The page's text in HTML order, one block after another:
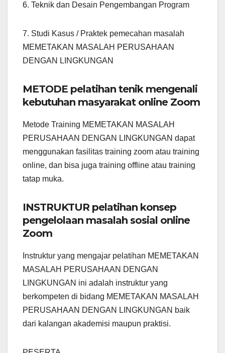
6. Teknik dan Desain Pengembangan Program
7. Studi Kasus / Praktek pemecahan masalah
MEMETAKAN MASALAH PERUSAHAAN
DENGAN LINGKUNGAN
METODE pelatihan tenik mengenali
kebutuhan masyarakat online Zoom
Metode Training MEMETAKAN MASALAH
PERUSAHAAN DENGAN LINGKUNGAN dapat
menggunakan fasilitas training zoom atau training
online, dan bisa juga training offline atau training
tatap muka.
INSTRUKTUR pelatihan konsep
pengelolaan masalah sosial online
Zoom
Instruktur yang mengajar pelatihan MEMETAKAN
MASALAH PERUSAHAAN DENGAN
LINGKUNGAN ini adalah instruktur yang
berkompeten di bidang MEMETAKAN MASALAH
PERUSAHAAN DENGAN LINGKUNGAN baik
dari kalangan akademisi maupun praktisi.